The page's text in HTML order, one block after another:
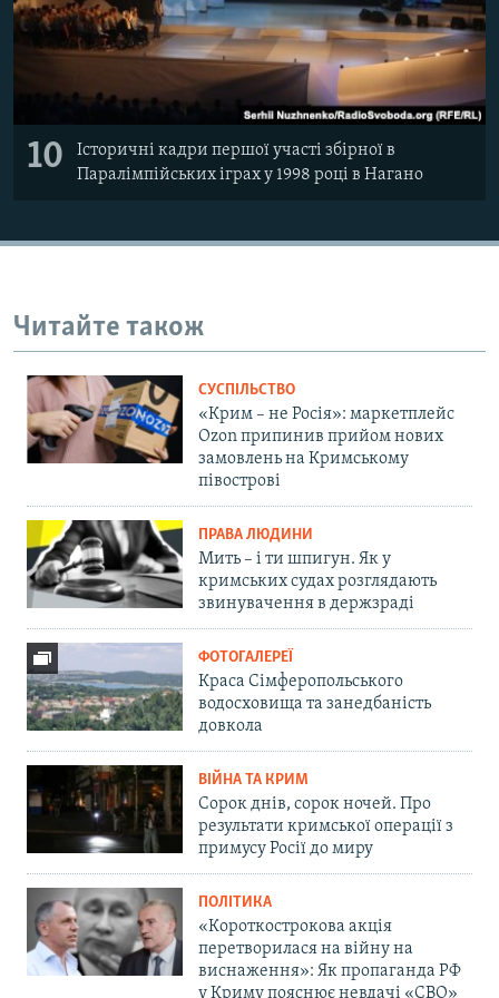
10
Історичні кадри першої участі збірної в
Паралімпійських іграх у 1998 році в Нагано
Читайте також
СУСПІЛЬСТВО
«Крим – не Росія»: маркетплейс
Ozon припинив прийом нових
замовлень на Кримському
півострові
ПРАВА ЛЮДИНИ
Мить – і ти шпигун. Як у
кримських судах розглядають
звинувачення в держзраді
ФОТОГАЛЕРЕЇ
Краса Сімферопольського
водосховища та занедбаність
довкола
ВІЙНА ТА КРИМ
Сорок днів, сорок ночей. Про
результати кримської операції з
примусу Росії до миру
ПОЛІТИКА
«Короткострокова акція
перетворилася на війну на
виснаження»: Як пропаганда РФ
у Криму пояснює невдачі «СВО»